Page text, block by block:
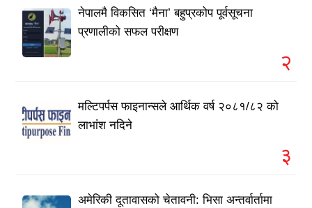
नेपालमै विकसित ‘मैना’ बहुप्रकोप पूर्वसूचना
प्रणालीको सफल परीक्षण
२
मल्टिपर्पस फाइनान्सले आर्थिक वर्ष २०८१/८२ को
लाभांश नदिने
३
अमेरिकी दूतावासको चेतावनी: भिसा अन्तर्वार्तामा